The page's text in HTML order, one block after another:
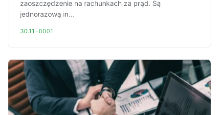
zaoszczędzenie na rachunkach za prąd. Są
jednorazową in...
30.11.-0001